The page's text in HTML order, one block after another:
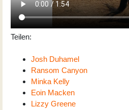
Teilen:
Josh Duhamel
Ransom Canyon
Minka Kelly
Eoin Macken
Lizzy Greene